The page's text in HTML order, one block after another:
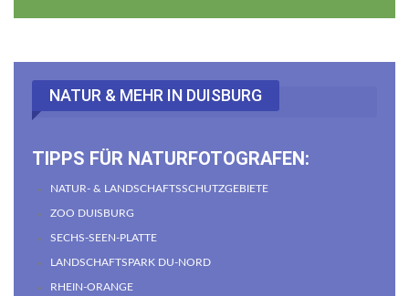
NATUR & MEHR IN DUISBURG
TIPPS FÜR NATURFOTOGRAFEN:
NATUR- & LANDSCHAFTSSCHUTZGEBIETE
ZOO DUISBURG
SECHS-SEEN-PLATTE
LANDSCHAFTSPARK DU-NORD
RHEIN-ORANGE